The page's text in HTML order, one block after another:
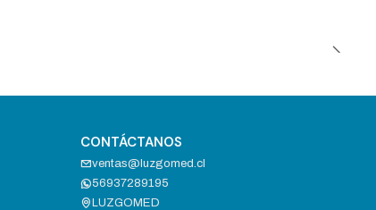
CONTÁCTANOS
ventas@luzgomed.cl
56937289195
LUZGOMED